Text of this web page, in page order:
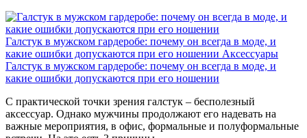
Галстук в мужском гардеробе: почему он всегда в моде, и
какие ошибки допускаются при его ношении Аксессуары
Галстук в мужском гардеробе: почему он всегда в моде, и
какие ошибки допускаются при его ношении
С практической точки зрения галстук – бесполезный
аксессуар. Однако мужчины продолжают его надевать на
важные мероприятия, в офис, формальные и полуформальные